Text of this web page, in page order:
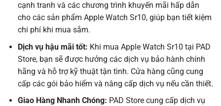
cạnh tranh và các chương trình khuyến mãi hấp dẫn
cho các sản phẩm Apple Watch Sr10, giúp bạn tiết kiệm
chi phí khi mua sắm.
Dịch vụ hậu mãi tốt: Khi mua Apple Watch Sr10 tại PAD
Store, bạn sẽ được hưởng các dịch vụ bảo hành chính
hãng và hỗ trợ kỹ thuật tận tình. Cửa hàng cũng cung
cấp các gói bảo hiểm và nâng cấp dịch vụ nếu cần thiết.
Giao Hàng Nhanh Chóng: PAD Store cung cấp dịch vụ